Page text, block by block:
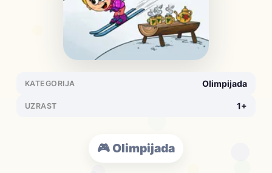
KATEGORIJA Olimpijada
UZRAST 1+
🎮 Olimpijada